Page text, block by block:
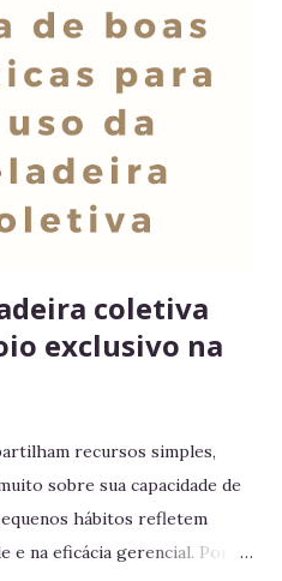
coletiva
exclusivo na
recursos simples,
sobre sua capacidade de
hábitos refletem
na eficácia gerencial. Por